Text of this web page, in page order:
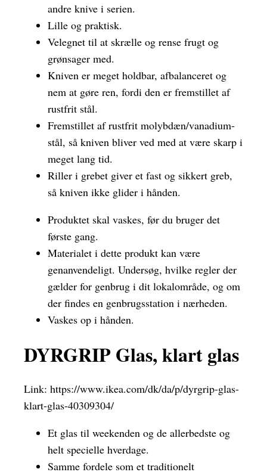
andre knive i serien.
Lille og praktisk.
Velegnet til at skrælle og rense frugt og
grønsager med.
Kniven er meget holdbar, afbalanceret og
nem at gøre ren, fordi den er fremstillet af
rustfrit stål.
Fremstillet af rustfrit molybdæn/vanadium-
stål, så kniven bliver ved med at være skarp i
meget lang tid.
Riller i grebet giver et fast og sikkert greb,
så kniven ikke glider i hånden.
Produktet skal vaskes, før du bruger det
første gang.
Materialet i dette produkt kan være
genanvendeligt. Undersøg, hvilke regler der
gælder for genbrug i dit lokalområde, og om
der findes en genbrugsstation i nærheden.
Vaskes op i hånden.
DYRGRIP Glas, klart glas
Link: https://www.ikea.com/dk/da/p/dyrgrip-glas-
klart-glas-40309304/
Et glas til weekenden og de allerbedste og
helt specielle hverdage.
Samme fordele som et traditionelt